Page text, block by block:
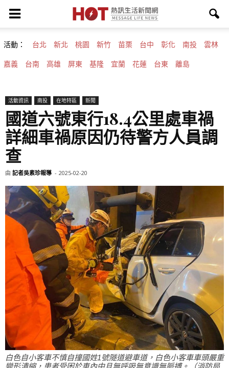
活動： 台北 新北 桃園 新竹 苗栗 台中 彰化 南投 雲林
嘉義 台南 高雄 屏東 基隆 宜蘭 花蓮 台東 離島
活動資訊 南投 在地特區 新聞
國道六號東行18.4公里處車禍
詳細車禍原因仍待警方人員調
查
由 記者吳素珍報導 - 2025-02-20
白色自小客車不慎自撞國姓1號隧道避車道，白色小客車車頭嚴重
變形潰縮，患者受困於車內中且無呼吸無意識無脈搏。（消防局